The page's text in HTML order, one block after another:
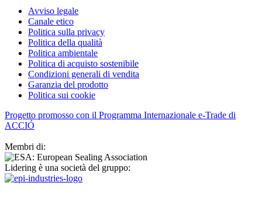
Avviso legale
Canale etico
Politica sulla privacy
Politica della qualità
Politica ambientale
Politica di acquisto sostenibile
Condizioni generali di vendita
Garanzia del prodotto
Politica sui cookie
Progetto promosso con il Programma Internazionale e-Trade di
ACCIÓ
Membri di:
Lidering è una società del gruppo: